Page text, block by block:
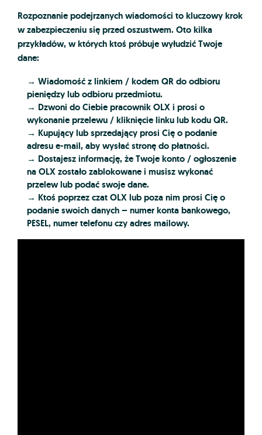
Rozpoznanie podejrzanych wiadomości to kluczowy krok
w zabezpieczeniu się przed oszustwem. Oto kilka
przykładów, w których ktoś próbuje wyłudzić Twoje
dane:
→ Wiadomość z linkiem / kodem QR do odbioru
pieniędzy lub odbioru przedmiotu.
→ Dzwoni do Ciebie pracownik OLX i prosi o
wykonanie przelewu / kliknięcie linku lub kodu QR.
→ Kupujący lub sprzedający prosi Cię o podanie
adresu e-mail, aby wysłać stronę do płatności.
→ Dostajesz informację, że Twoje konto / ogłoszenie
na OLX zostało zablokowane i musisz wykonać
przelew lub podać swoje dane.
→ Ktoś poprzez czat OLX lub poza nim prosi Cię o
podanie swoich danych – numer konta bankowego,
PESEL, numer telefonu czy adres mailowy.